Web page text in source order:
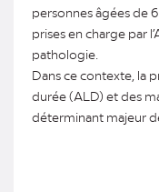
personnes âgées de
prises en charge par
pathologie.
Dans ce contexte, la
durée (ALD) et des
déterminant majeur